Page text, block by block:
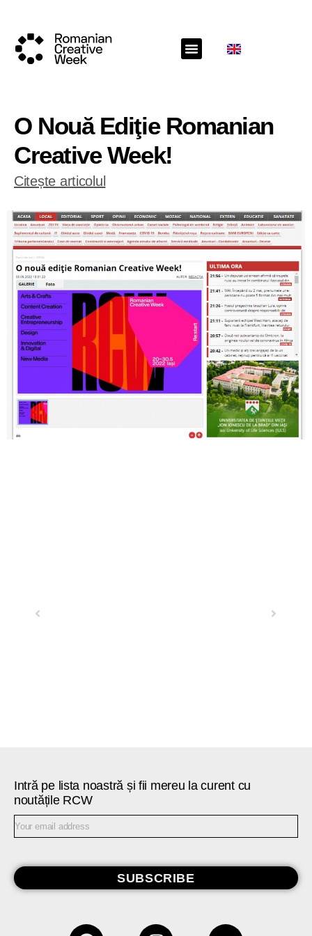
O Nouă Ediţie Romanian
Creative Week!
Citește articolul
Intră pe lista noastră și fii mereu la curent cu
noutățile RCW
SUBSCRIBE